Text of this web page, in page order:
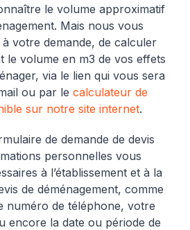
le volume approximatif
Mais nous vous
votre demande, de calculer
le volume en m3 de vos effets
via le lien qui vous sera
ou par le calculateur de
sur notre site internet.
de demande de devis
personnelles vous
à l’établissement et à la
de déménagement, comme
numéro de téléphone, votre
encore la date ou période de